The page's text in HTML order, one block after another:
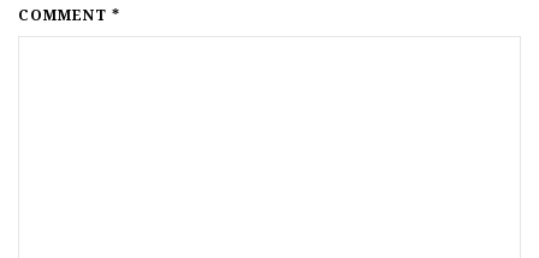
COMMENT *